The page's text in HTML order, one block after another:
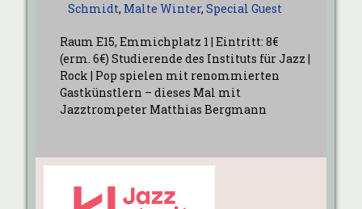
Schmidt, Malte Winter, Special Guest
Raum E15, Emmichplatz 1 | Eintritt: 8€
(erm. 6€) Studierende des Instituts für Jazz |
Rock | Pop spielen mit renommierten
Gastkünstlern – dieses Mal mit
Jazztrompeter Matthias Bergmann